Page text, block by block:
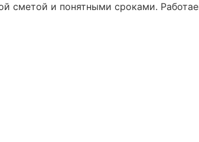
сметой и понятными сроками.